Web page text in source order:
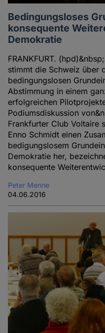
Bedingungsloses
konsequente
Demokratie
FRANKFURT.
stimmt die Schweiz über
bedingungslosen
Abstimmung in einem
erfolgreichen
Podiumsdiskussion
Frankfurter Club Voltaire
Enno Schmidt einen
bedigungslosem
Demokratie her,
konsequente
Peter Menne
04.06.2016